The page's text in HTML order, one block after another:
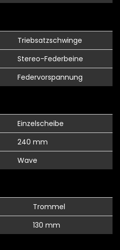
Triebsatzschwinge
Stereo-Federbeine
Federvorspannung
Einzelscheibe
240 mm
Wave
Trommel
130 mm